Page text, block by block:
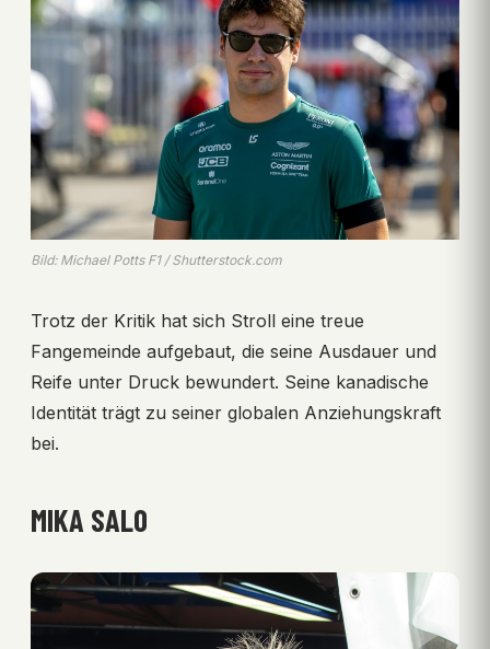
Bild: Michael Potts F1 / Shutterstock.com
Trotz der Kritik hat sich Stroll eine treue
Fangemeinde aufgebaut, die seine Ausdauer und
Reife unter Druck bewundert. Seine kanadische
Identität trägt zu seiner globalen Anziehungskraft
bei.
MIKA SALO